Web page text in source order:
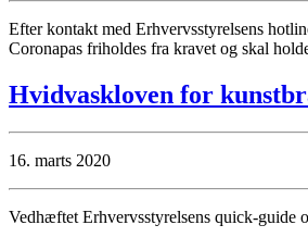
Efter kontakt med Erhvervsstyrelsens
Coronapas friholdes fra kravet og skal
Hvidvaskloven for
16. marts 2020
Vedhæftet Erhvervsstyrelsens quick-guide